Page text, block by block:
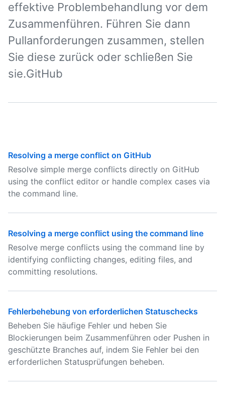
effektive Problembehandlung vor dem
Zusammenführen. Führen Sie dann
Pullanforderungen zusammen, stellen
Sie diese zurück oder schließen Sie
sie.GitHub
Resolving a merge conflict on GitHub
Resolve simple merge conflicts directly on GitHub
using the conflict editor or handle complex cases via
the command line.
Resolving a merge conflict using the command line
Resolve merge conflicts using the command line by
identifying conflicting changes, editing files, and
committing resolutions.
Fehlerbehebung von erforderlichen Statuschecks
Beheben Sie häufige Fehler und heben Sie
Blockierungen beim Zusammenführen oder Pushen in
geschützte Branches auf, indem Sie Fehler bei den
erforderlichen Statusprüfungen beheben.